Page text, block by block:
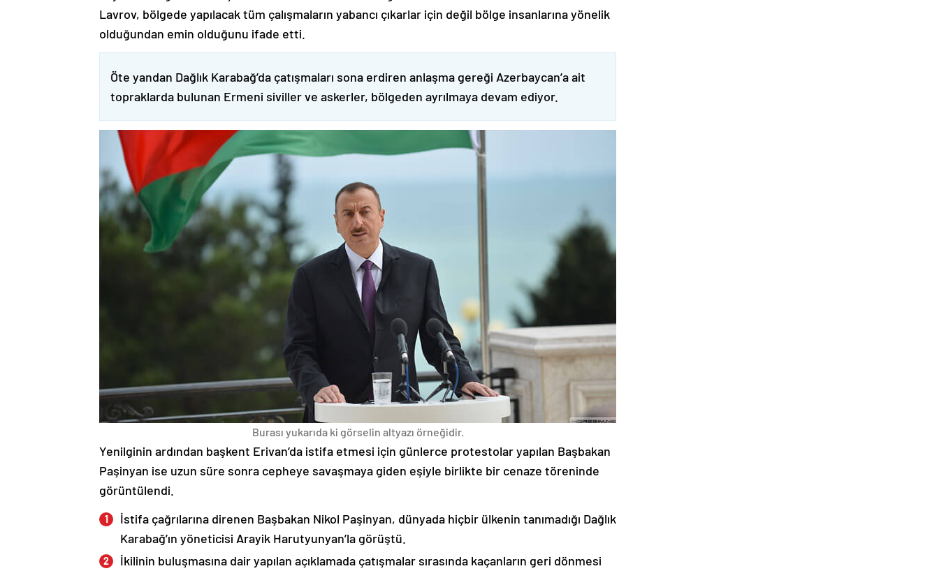
Lavrov, bölgede yapılacak tüm çalışmaların yabancı çıkarlar için değil bölge insanlarına yönelik
olduğundan emin olduğunu ifade etti.
Öte yandan Dağlık Karabağ’da çatışmaları sona erdiren anlaşma gereği Azerbaycan’a ait
topraklarda bulunan Ermeni siviller ve askerler, bölgeden ayrılmaya devam ediyor.
Burası yukarıda ki görselin altyazı örneğidir.
Yenilginin ardından başkent Erivan’da istifa etmesi için günlerce protestolar yapılan Başbakan
Paşinyan ise uzun süre sonra cepheye savaşmaya giden eşiyle birlikte bir cenaze töreninde
görüntülendi.
İstifa çağrılarına direnen Başbakan Nikol Paşinyan, dünyada hiçbir ülkenin tanımadığı Dağlık
Karabağ’ın yöneticisi Arayik Harutyunyan’la görüştü.
İkilinin buluşmasına dair yapılan açıklamada çatışmalar sırasında kaçanların geri dönmesi